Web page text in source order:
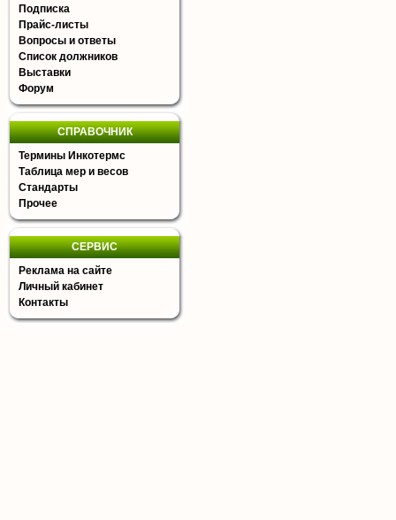
Подписка
Прайс-листы
Вопросы и ответы
Список должников
Выставки
Форум
СПРАВОЧНИК
Термины Инкотермс
Таблица мер и весов
Стандарты
Прочее
СЕРВИС
Реклама на сайте
Личный кабинет
Контакты